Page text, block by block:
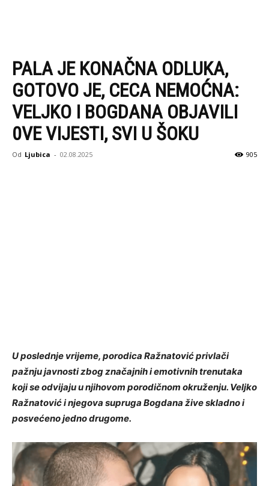
PALA JE KONAČNA ODLUKA,
GOTOVO JE, CECA NEMOĆNA:
VELJKO I BOGDANA OBJAVILI
0VE VIJESTI, SVI U ŠOKU
Od Ljubica - 02.08.2025 905
U poslednje vrijeme, porodica Ražnatović privlači
pažnju javnosti zbog značajnih i emotivnih trenutaka
koji se odvijaju u njihovom porodičnom okruženju. Veljko
Ražnatović i njegova supruga Bogdana žive skladno i
posvećeno jedno drugome.